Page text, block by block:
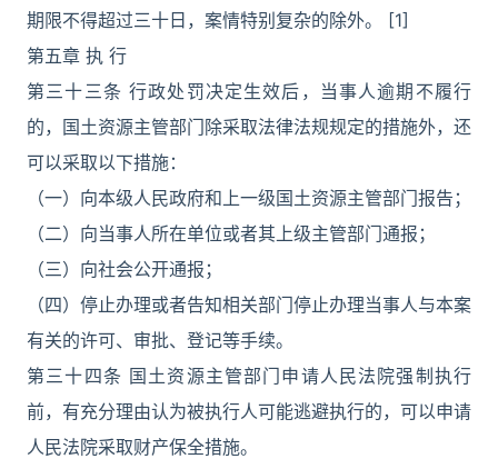
期限不得超过三十日，案情特别复杂的除外。 [1]
第五章 执 行
第三十三条 行政处罚决定生效后，当事人逾期不履行
的，国土资源主管部门除采取法律法规规定的措施外，还
可以采取以下措施：
（一）向本级人民政府和上一级国土资源主管部门报告；
（二）向当事人所在单位或者其上级主管部门通报；
（三）向社会公开通报；
（四）停止办理或者告知相关部门停止办理当事人与本案
有关的许可、审批、登记等手续。
第三十四条 国土资源主管部门申请人民法院强制执行
前，有充分理由认为被执行人可能逃避执行的，可以申请
人民法院采取财产保全措施。